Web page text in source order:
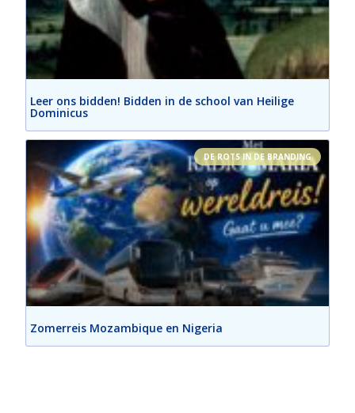
Leer ons bidden! Bidden in de school van Heilige
Dominicus
DE ROTS IN DE BRANDING
Zomerreis Mozambique en Nigeria